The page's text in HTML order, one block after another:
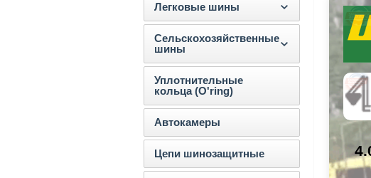
Легковые шины
Сельскохозяйственные
шины
Уплотнительные
кольца (O'ring)
Автокамеры
Цепи шинозащитные